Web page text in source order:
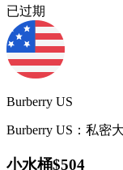
已过期
Burberry US
Burberry US：私密
小水桶$504